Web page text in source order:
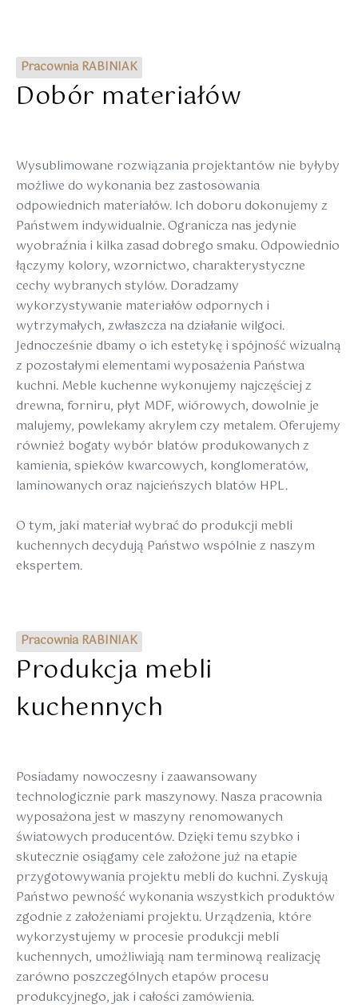
Pracownia RABINIAK
Dobór materiałów
Wysublimowane rozwiązania projektantów nie byłyby
możliwe do wykonania bez zastosowania
odpowiednich materiałów. Ich doboru dokonujemy z
Państwem indywidualnie. Ogranicza nas jedynie
wyobraźnia i kilka zasad dobrego smaku. Odpowiednio
łączymy kolory, wzornictwo, charakterystyczne
cechy wybranych stylów. Doradzamy
wykorzystywanie materiałów odpornych i
wytrzymałych, zwłaszcza na działanie wilgoci.
Jednocześnie dbamy o ich estetykę i spójność wizualną
z pozostałymi elementami wyposażenia Państwa
kuchni. Meble kuchenne wykonujemy najczęściej z
drewna, forniru, płyt MDF, wiórowych, dowolnie je
malujemy, powlekamy akrylem czy metalem. Oferujemy
również bogaty wybór blatów produkowanych z
kamienia, spieków kwarcowych, konglomeratów,
laminowanych oraz najcieńszych blatów HPL.
O tym, jaki materiał wybrać do produkcji mebli
kuchennych decydują Państwo wspólnie z naszym
ekspertem.
Pracownia RABINIAK
Produkcja mebli
kuchennych
Posiadamy nowoczesny i zaawansowany
technologicznie park maszynowy. Nasza pracownia
wyposażona jest w maszyny renomowanych
światowych producentów. Dzięki temu szybko i
skutecznie osiągamy cele założone już na etapie
przygotowywania projektu mebli do kuchni. Zyskują
Państwo pewność wykonania wszystkich produktów
zgodnie z założeniami projektu. Urządzenia, które
wykorzystujemy w procesie produkcji mebli
kuchennych, umożliwiają nam terminową realizację
zarówno poszczególnych etapów procesu
produkcyjnego, jak i całości zamówienia.